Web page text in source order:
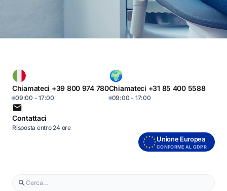
Chiamateci +39 800 974 780
09:00 - 17:00
Chiamateci +31 85 400 5588
09:00 - 17:00
Contattaci
Risposta entro 24 ore
Unione Europea
CONFORME AL GDPR